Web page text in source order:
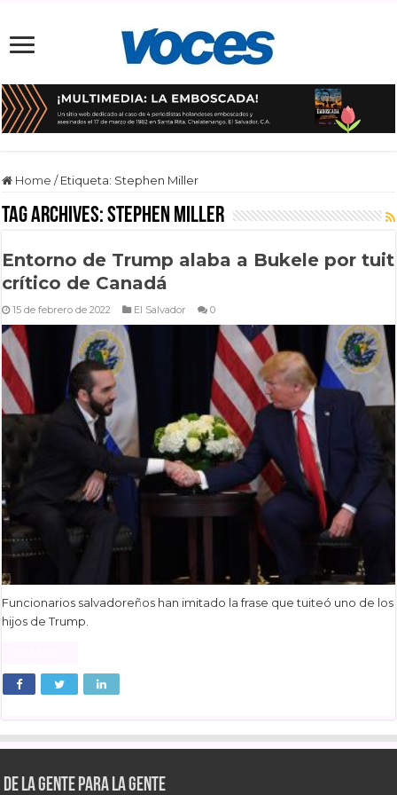
Home / Etiqueta: Stephen Miller
Tag Archives:Stephen Miller
Entorno de Trump alaba a Bukele por tuit
crítico de Canadá
15 de febrero de 2022 El Salvador 0
Funcionarios salvadoreños han imitado la frase que tuiteó uno de los
hijos de Trump.
De la gente para la gente